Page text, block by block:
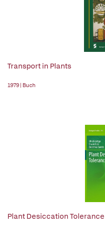
Transport in Plants
1979 | Buch
Plant Desiccation Tolerance